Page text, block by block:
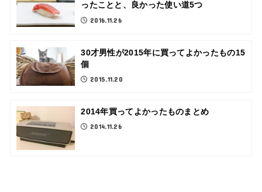
ったことと、良かった使い道5つ
2016.11.26
30才男性が2015年に買ってよかったもの15
個
2015.11.20
2014年買ってよかったものまとめ
2014.11.26